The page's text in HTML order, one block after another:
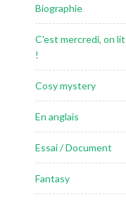
Biographie
C'est mercredi, on
!
Cosy mystery
En anglais
Essai / Document
Fantasy